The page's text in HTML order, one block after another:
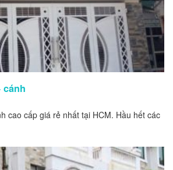
cánh
cao cấp giá rẻ nhất tại HCM. Hầu hết các